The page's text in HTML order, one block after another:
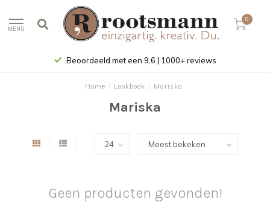
MENU
0
Beoordeeld met een 9,6 | 1000+ reviews
Home / Lookbook / Mariska
Mariska
Geen producten gevonden!